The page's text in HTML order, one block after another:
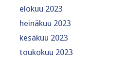
elokuu 2023
heinäkuu 2023
kesäkuu 2023
toukokuu 2023